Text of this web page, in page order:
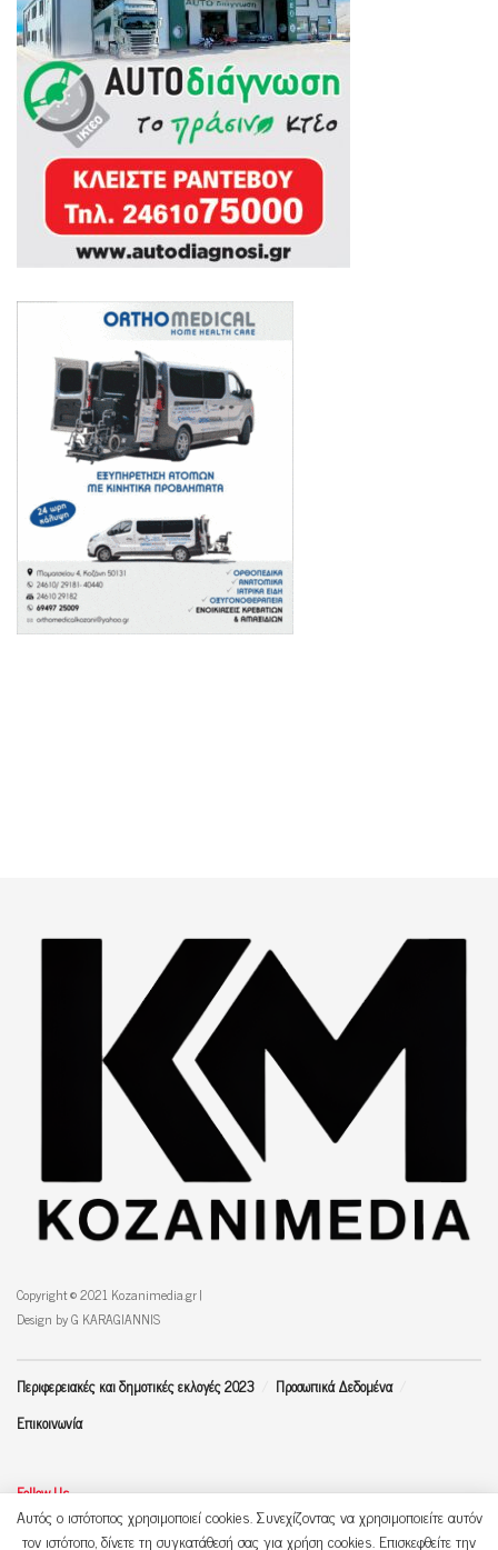
Copyright © 2021 Kozanimedia.gr |
Design by G KARAGIANNIS
Περιφερειακές και δημοτικές εκλογές 2023
Προσωπικά Δεδομένα
Επικοινωνία
Follow Us
Αυτός ο ιστότοπος χρησιμοποιεί cookies. Συνεχίζοντας να χρησιμοποιείτε αυτόν
τον ιστότοπο, δίνετε τη συγκατάθεσή σας για χρήση cookies. Επισκεφθείτε την